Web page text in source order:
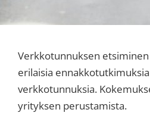
Verkkotunnuksen
erilaisia
verkkotunnuksia.
yrityksen perustamista.